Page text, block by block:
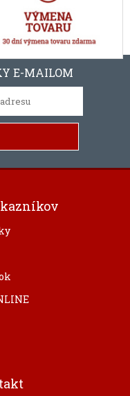
E-MAILOM